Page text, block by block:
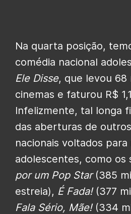
Na quarta posição,
comédia nacional
Ele Disse, que levou 68
cinemas e faturou R$
Infelizmente, tal longa
das aberturas de
nacionais voltados para
adolescentes, como os
por um Pop Star(385
estreia), É Fada!(377
Fala Sério, Mãe!(334